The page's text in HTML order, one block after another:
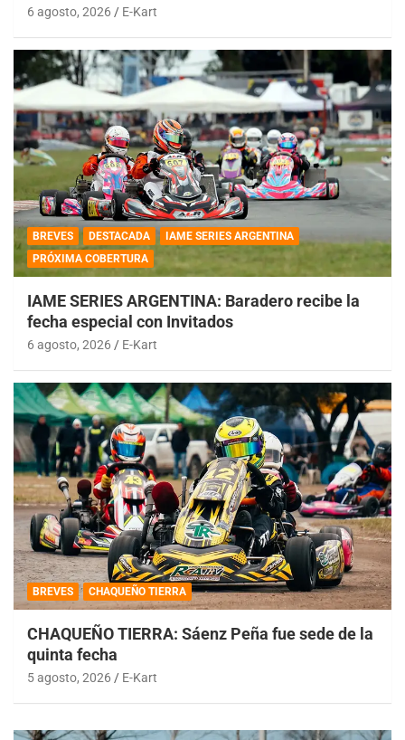
6 agosto, 2026 E-Kart
BREVES DESTACADA
IAME SERIES ARGENTINA
PRÓXIMA COBERTURA
IAME SERIES ARGENTINA: Baradero recibe la
fecha especial con Invitados
6 agosto, 2026 E-Kart
BREVES CHAQUEÑO TIERRA
CHAQUEÑO TIERRA: Sáenz Peña fue sede de la
quinta fecha
5 agosto, 2026 E-Kart